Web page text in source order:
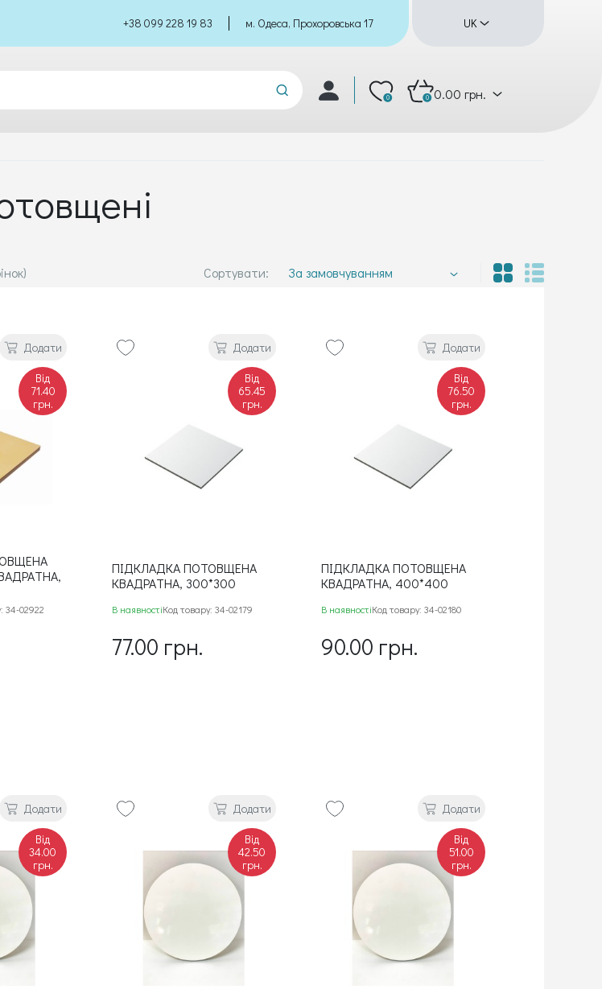
+38 099 228 19 83 м. Одеса, Прохоровська 17 UK
0 0 0.00 грн.
Сортувати: За замовчуванням
Додати
Від
71.40
грн.
34-02922
Додати
Від
65.45
грн.
ПІДКЛАДКА ПОТОВЩЕНА
КВАДРАТНА, 300*300
В наявностіКод товару: 34-02179
77.00 грн.
Додати
Від
76.50
грн.
ПІДКЛАДКА ПОТОВЩЕНА
КВАДРАТНА, 400*400
В наявностіКод товару: 34-02180
90.00 грн.
Додати
Від
34.00
грн.
Додати
Від
42.50
грн.
Додати
Від
51.00
грн.